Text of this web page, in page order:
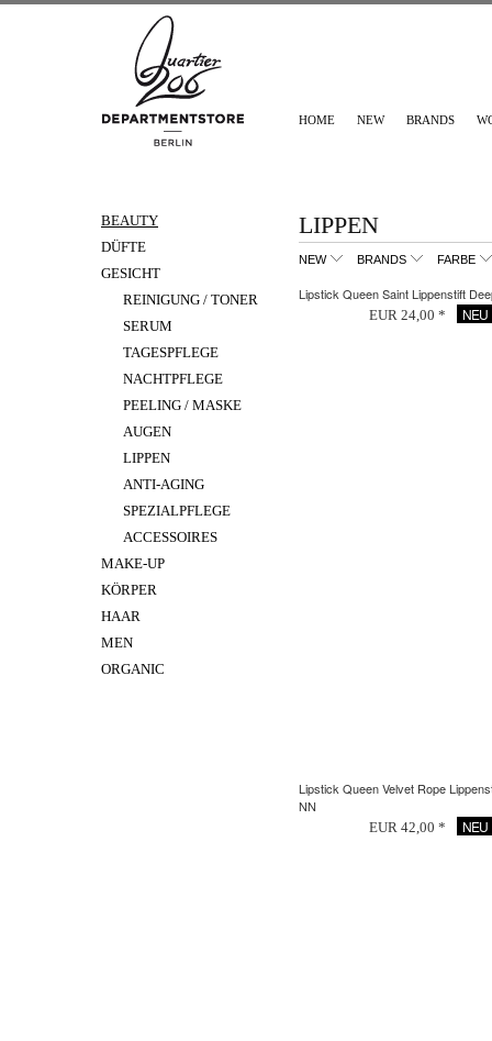
HOME NEW BRANDS
BEAUTY
DÜFTE
GESICHT
REINIGUNG / TONER
SERUM
TAGESPFLEGE
NACHTPFLEGE
PEELING / MASKE
AUGEN
LIPPEN
ANTI-AGING
SPEZIALPFLEGE
ACCESSOIRES
MAKE-UP
KÖRPER
HAAR
MEN
ORGANIC
LIPPEN
NEW BRANDS FARBE
Lipstick Queen Saint Lippenstift
EUR 24,00 * NEU
Lipstick Queen Velvet Rope
NN
EUR 42,00 * NEU